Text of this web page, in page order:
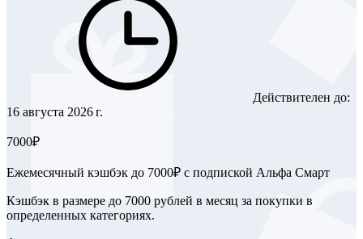
Действителен до:
16 августа 2026 г.
7000₽
Ежемесячный кэшбэк до 7000₽ с подпиской Альфа Смарт
Кэшбэк в размере до 7000 рублей в месяц за покупки в
определенных категориях.